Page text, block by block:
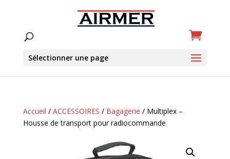
Sélectionner une page
Accueil / ACCESSOIRES / Bagagerie / Multiplex –
Housse de transport pour radiocommande